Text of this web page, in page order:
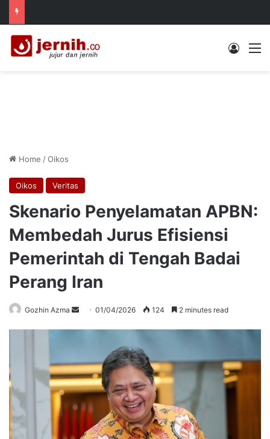
Log In
Home /Oikos
Oikos Veritas
Skenario Penyelamatan APBN:
Membedah Jurus Efisiensi
Pemerintah di Tengah Badai
Perang Iran
Gozhin Azma
Send01/04/2026 124 2 minutes read